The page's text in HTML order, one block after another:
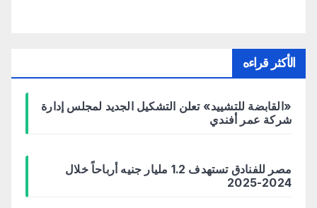
الأكثر قراءه
«القابضة للتشييد» تعلن التشكيل الجديد لمجلس إدارة
شركة عمر أفندي
مصر للفنادق تستهدف 1.2 مليار جنيه أرباحاً خلال
2024-2025